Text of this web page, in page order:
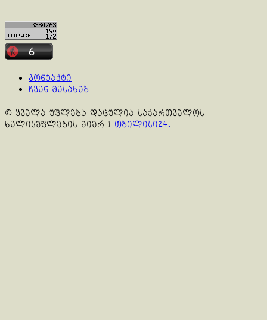
კონტაქტი
ჩვენ შესახებ
© ყველა უფლება დაცულია საქართველოს
ხელისუფლების მიერ | თბილისი24.